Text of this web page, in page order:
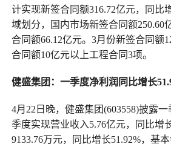
计实现新签合同额316.72亿元，同比
域划分，国内市场新签合同额250.60
合同额66.12亿元。3月份新签合同额
合同额10亿元以上工程合同3项。
健盛集团：一季度净利润同比增长
4月22日晚，健盛集团(603558)披露
季度实现营业收入5.76亿元，同比增
9133.76万元，同比增长51.92%，基本